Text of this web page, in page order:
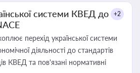
системи КВЕД до
+2
перехід української системи
діяльності до стандартів
КВЕД та пов'язані нормативні